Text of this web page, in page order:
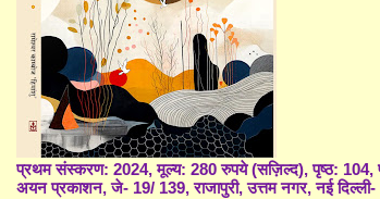
प्रथम संस्करण: 2024, मूल्य: 280 रुपये (सज़िल्द), पृष्ठ: 104,
अयन प्रकाशन, जे- 19/ 139, राजापुरी, उत्तम नगर, नई